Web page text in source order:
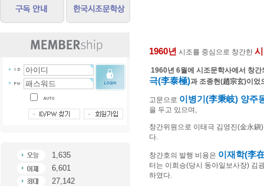
1,635
6,601
27,142
1960년 시조를 중심으로 창간한
1960년 6월에 시조문학사에서 창간
극(李泰極)과 조종현(趙宗玄)이었
고문으로 이병기 (李秉岐) 양주
을 두고 있으며 ,
창간위원으로 이태극 김영진(金永鎭
다.
창간호의 발행 비용은 이재학(李
터는 이희승(당시 동아일보사장) 김
하였다.